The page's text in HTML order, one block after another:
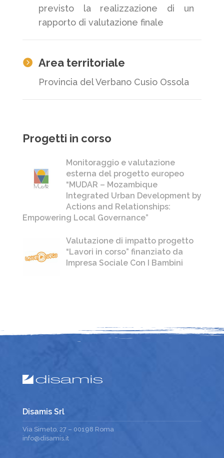
previsto la realizzazione di un
rapporto di valutazione finale
 Area territoriale
Provincia del Verbano Cusio Ossola
Progetti in corso
Monitoraggio e valutazione
esterna del progetto europeo
“MUDAR – Mozambique
Integrated Urban Development by
Actions and Relationships:
Empowering Local Governance”
Valutazione di impatto progetto
“Lavori in corso” finanziato da
Impresa Sociale Con I Bambini
Disamis Srl
Via Simeto, 27 – 00198 Roma
info@disamis.it